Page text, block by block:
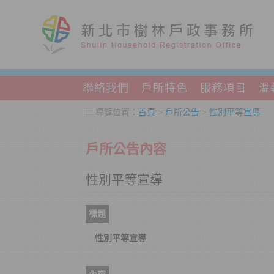
聯絡我們 戶所特色 服務項目 溫
::: 導覽位置： 首頁 > 戶所公告 > 性別平等宣導
戶所公告內容
性別平等宣導
標題
性別平等宣導